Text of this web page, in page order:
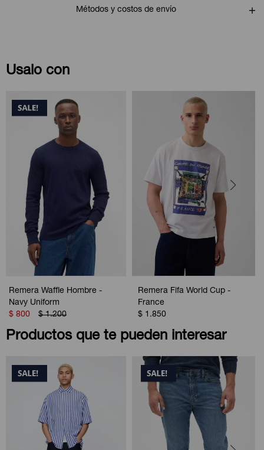
Métodos y costos de envío
Usalo con
Remera Waffle Hombre -
Navy Uniform
$ 800 $ 1.200
Remera Fifa World Cup -
France
$ 1.850
Productos que te pueden interesar